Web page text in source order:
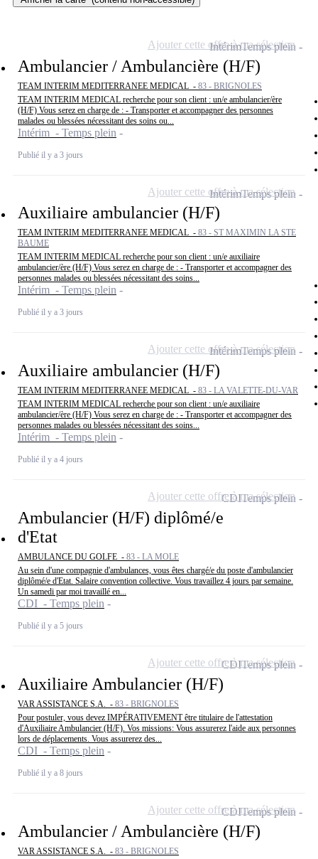
Ambulancier / Ambulancière (H/F)
TEAM INTERIM MEDITERRANEE MEDICAL - 83 - BRIGNOLES
TEAM INTERIM MEDICAL recherche pour son client : un/e ambulancier/ère
(H/F) Vous serez en charge de : - Transporter et accompagner des personnes
malades ou blessées nécessitant des soins ou...
Intérim - Temps plein
Publié il y a 3 jours
IntérimTemps plein
Ajouter cette offre à ma sélection
Auxiliaire ambulancier (H/F)
TEAM INTERIM MEDITERRANEE MEDICAL - 83 - ST MAXIMIN LA STE
BAUME
TEAM INTERIM MEDICAL recherche pour son client : un/e auxiliaire
ambulancier/ère (H/F) Vous serez en charge de : - Transporter et accompagner des
personnes malades ou blessées nécessitant des soins...
Intérim - Temps plein
Publié il y a 3 jours
IntérimTemps plein
Ajouter cette offre à ma sélection
Auxiliaire ambulancier (H/F)
TEAM INTERIM MEDITERRANEE MEDICAL - 83 - LA VALETTE-DU-VAR
TEAM INTERIM MEDICAL recherche pour son client : un/e auxiliaire
ambulancier/ère (H/F) Vous serez en charge de : - Transporter et accompagner des
personnes malades ou blessées nécessitant des soins...
Intérim - Temps plein
Publié il y a 4 jours
IntérimTemps plein
Ajouter cette offre à ma sélection
Ambulancier (H/F) diplômé/e
d'Etat
AMBULANCE DU GOLFE - 83 - LA MOLE
Au sein d'une compagnie d'ambulances, vous êtes chargé/e du poste d'ambulancier
diplômé/e d'Etat. Salaire convention collective. Vous travaillez 4 jours par semaine.
Un samedi par moi travaillé en...
CDI - Temps plein
Publié il y a 5 jours
CDITemps plein
Ajouter cette offre à ma sélection
Auxiliaire Ambulancier (H/F)
VAR ASSISTANCE S.A. - 83 - BRIGNOLES
Pour postuler, vous devez IMPÉRATIVEMENT être titulaire de l'attestation
d'Auxiliaire Ambulancier (H/F). Vos missions: Vous assurerez l'aide aux personnes
lors de déplacements. Vous assurerez des...
CDI - Temps plein
Publié il y a 8 jours
CDITemps plein
Ajouter cette offre à ma sélection
Ambulancier / Ambulancière (H/F)
VAR ASSISTANCE S.A. - 83 - BRIGNOLES
CDITemps plein
Ajouter cette offre à ma sélection